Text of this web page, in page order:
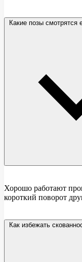
Какие позы смотрятся
Хорошо работают
короткий поворот
Как избежать